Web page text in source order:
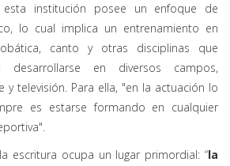
institución posee un enfoque de
lo cual implica un entrenamiento en
canto y otras disciplinas que
en diversos campos,
y televisión. Para ella, "en la actuación lo
es estarse formando en cualquier
escritura ocupa un lugar primordial: “la